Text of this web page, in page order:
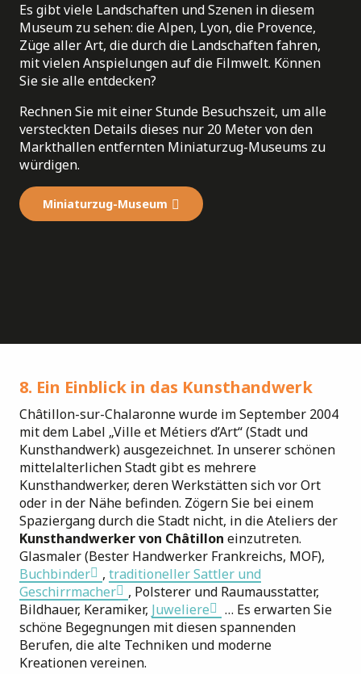
Es gibt viele Landschaften und Szenen in diesem
Museum zu sehen: die Alpen, Lyon, die Provence,
Züge aller Art, die durch die Landschaften fahren,
mit vielen Anspielungen auf die Filmwelt. Können
Sie sie alle entdecken?
Rechnen Sie mit einer Stunde Besuchszeit, um alle
versteckten Details dieses nur 20 Meter von den
Markthallen entfernten Miniaturzug-Museums zu
würdigen.
Miniaturzug-Museum
8. Ein Einblick in das Kunsthandwerk
Châtillon-sur-Chalaronne wurde im September 2004
mit dem Label „Ville et Métiers d’Art“ (Stadt und
Kunsthandwerk) ausgezeichnet. In unserer schönen
mittelalterlichen Stadt gibt es mehrere
Kunsthandwerker, deren Werkstätten sich vor Ort
oder in der Nähe befinden. Zögern Sie bei einem
Spaziergang durch die Stadt nicht, in die Ateliers der
Kunsthandwerker von Châtillon einzutreten.
Glasmaler (Bester Handwerker Frankreichs, MOF),
Buchbinder
, traditioneller Sattler und
Geschirrmacher
, Polsterer und Raumausstatter,
Bildhauer, Keramiker, Juweliere
… Es erwarten Sie
schöne Begegnungen mit diesen spannenden
Berufen, die alte Techniken und moderne
Kreationen vereinen.